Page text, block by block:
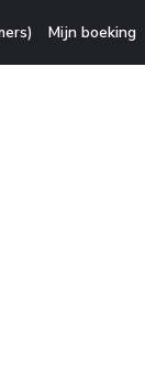
Mijn boeking